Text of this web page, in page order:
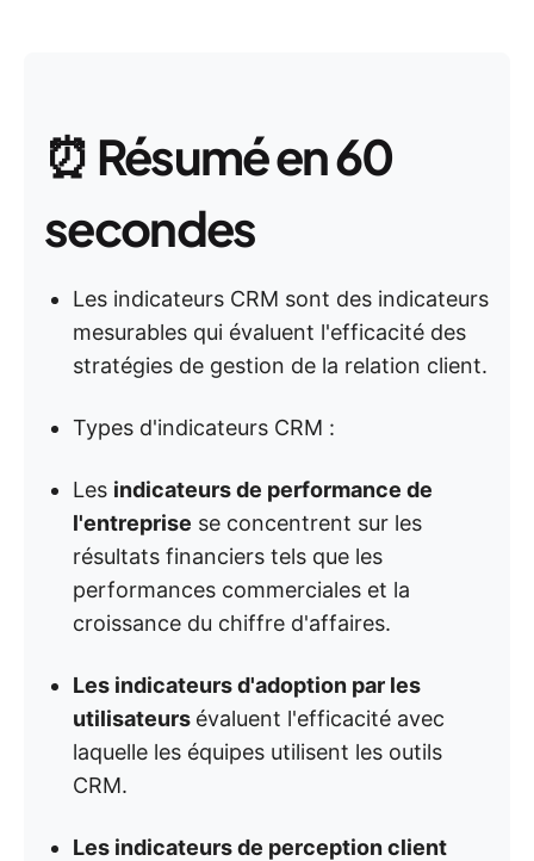
⏰ Résumé en 60
secondes
Les indicateurs CRM sont des indicateurs
mesurables qui évaluent l'efficacité des
stratégies de gestion de la relation client.
Types d'indicateurs CRM :
Les indicateurs de performance de
l'entreprise se concentrent sur les
résultats financiers tels que les
performances commerciales et la
croissance du chiffre d'affaires.
Les indicateurs d'adoption par les
utilisateurs évaluent l'efficacité avec
laquelle les équipes utilisent les outils
CRM.
Les indicateurs de perception client